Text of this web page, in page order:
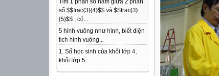
Tìm 1 phân số nằm giữa 2 phân
số $$frac{3}{4}$$ và $$frac{3}
{5}$$ , có...
5 hình vuông như hình, biết diện
tích hình vuông...
1. Số học sinh của khối lớp 4,
khối lớp 5...